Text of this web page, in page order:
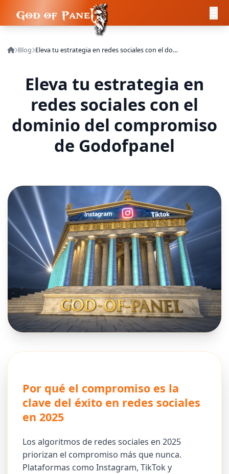
Blog Eleva tu estrategia en redes sociales con el dominio del compromiso de Godofpanel
Eleva tu estrategia en
redes sociales con el
dominio del compromiso
de Godofpanel
Por qué el compromiso es la
clave del éxito en redes sociales
en 2025
Los algoritmos de redes sociales en 2025
priorizan el compromiso más que nunca.
Plataformas como Instagram, TikTok y